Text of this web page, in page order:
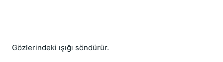
Gözlerindeki ışığı söndürür.